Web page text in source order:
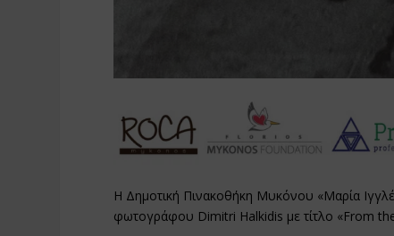
Η Δημοτική Πινακοθήκη Μυκόνου «Μαρία
φωτογράφου Dimitri Halkidis με τίτλο «From